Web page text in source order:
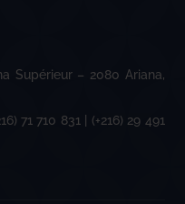
Supérieur – 2080 Ariana,
71 710 831 | (+216) 29 491